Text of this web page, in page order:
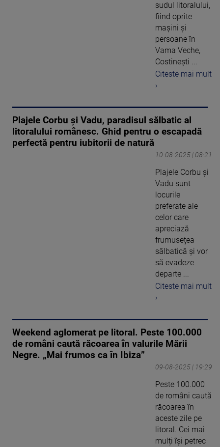
sudul litoralului,
fiind oprite
maşini şi
persoane în
Vama Veche,
Costineşti ...
Citeste mai mult
›
Plajele Corbu și Vadu, paradisul sălbatic al
litoralului românesc. Ghid pentru o escapadă
perfectă pentru iubitorii de natură
10-08-2025 | 08:21
Plajele Corbu și
Vadu sunt
locurile
preferate ale
celor care
apreciază
frumusețea
sălbatică și vor
să evadeze
departe ...
Citeste mai mult
›
Weekend aglomerat pe litoral. Peste 100.000
de români caută răcoarea în valurile Mării
Negre. „Mai frumos ca în Ibiza”
09-08-2025 | 19:29
Peste 100.000
de români caută
răcoarea în
aceste zile pe
litoral. Cei mai
mulți își petrec